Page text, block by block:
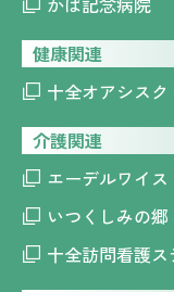
健康関連
十全オアシスク
介護関連
エーデルワイス
いつくしみの郷
十全訪問看護